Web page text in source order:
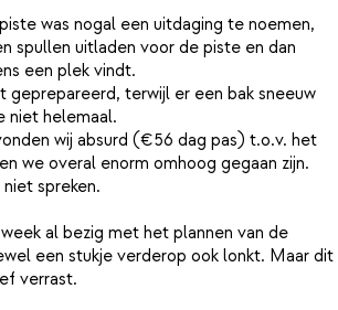
was nogal een uitdaging te noemen,
spullen uitladen voor de piste en dan
een plek vindt.
geprepareerd, terwijl er een bak sneeuw
niet helemaal.
wij absurd (€56 dag pas) t.o.v. het
we overal enorm omhoog gegaan zijn.
spreken.
al bezig met het plannen van de
een stukje verderop ook lonkt. Maar dit